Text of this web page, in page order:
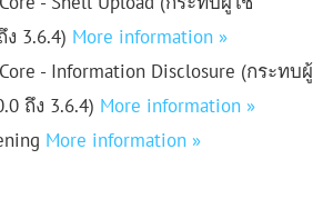
ง 3.6.4) More information »
- Information Disclosure (กระทบผู้
ถึง 3.6.4) More information »
More information »